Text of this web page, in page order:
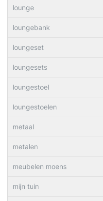
lounge
loungebank
loungeset
loungesets
loungestoel
loungestoelen
metaal
metalen
meubelen moens
mijn tuin